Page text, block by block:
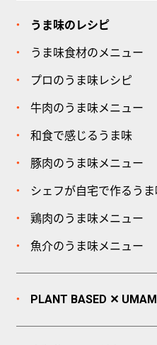
うま味のレシピ
うま味食材のメニュー
プロのうま味レシピ
牛肉のうま味メニュー
和食で感じるうま味
豚肉のうま味メニュー
シェフが自宅で作るう
鶏肉のうま味メニュー
魚介のうま味メニュー
PLANT BASED ✕ UMAMI